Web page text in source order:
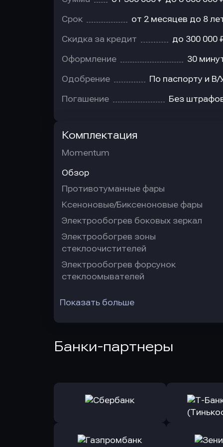
Срок от 2 месяцев до 8
Скидка за кредит до 300 000
Оформление 30
Одобрение По паспорту и В/
Погашение Без
Комплектация
Momentum
Обзор
Противотуманные фары
Ксеноновые/Биксеноновые фары
Электрообогрев боковых зеркал
Электрообогрев зоны
стеклоочистителей
Электрообогрев форсунок
стеклоомывателей
Показать больше
Банки-партнеры
Оправить заявку